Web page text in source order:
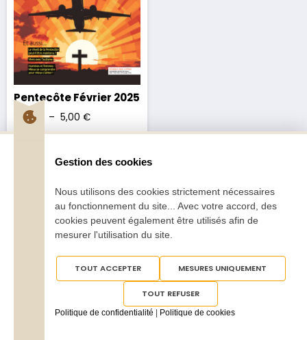
Pentecôte Février 2025
2,70€ – 5,00 €
Tous droits réservés
Gestion des cookies
Nous utilisons des cookies strictement nécessaires
au fonctionnement du site... Avec votre accord, des
cookies peuvent également être utilisés afin de
mesurer l'utilisation du site.
TOUT ACCEPTER MESURES UNIQUEMENT
TOUT REFUSER
Politique de confidentialité Politique de cookies